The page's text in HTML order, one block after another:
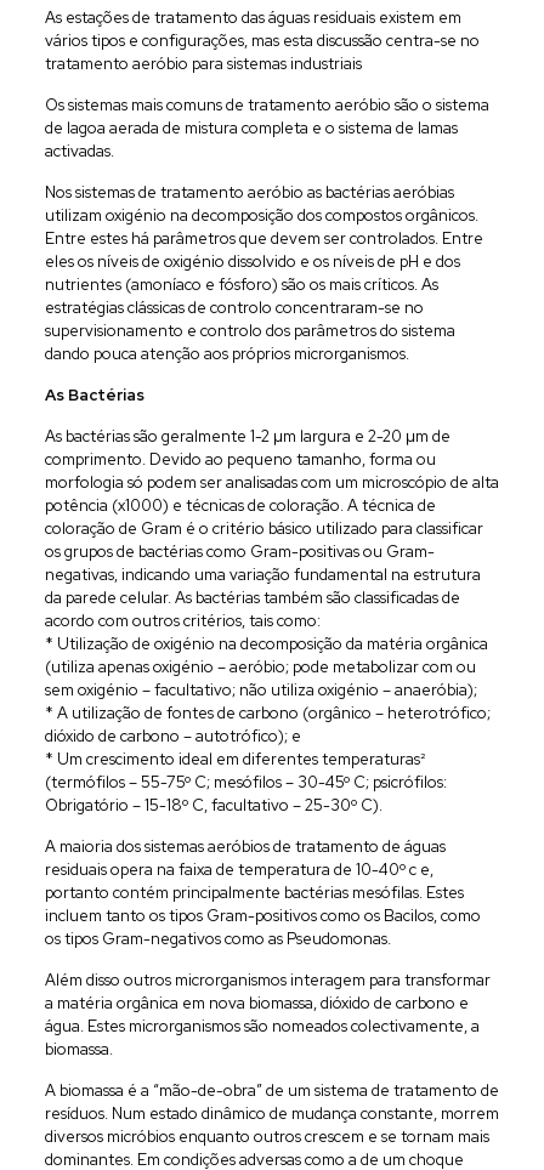
As estações de tratamento das águas residuais existem em
vários tipos e configurações, mas esta discussão centra-se no
tratamento aeróbio para sistemas industriais
Os sistemas mais comuns de tratamento aeróbio são o sistema
de lagoa aerada de mistura completa e o sistema de lamas
activadas.
Nos sistemas de tratamento aeróbio as bactérias aeróbias
utilizam oxigénio na decomposição dos compostos orgânicos.
Entre estes há parâmetros que devem ser controlados. Entre
eles os níveis de oxigénio dissolvido e os níveis de pH e dos
nutrientes (amoníaco e fósforo) são os mais críticos. As
estratégias clássicas de controlo concentraram-se no
supervisionamento e controlo dos parâmetros do sistema
dando pouca atenção aos próprios microrganismos.
As Bactérias
As bactérias são geralmente 1-2 μm largura e 2-20 μm de
comprimento. Devido ao pequeno tamanho, forma ou
morfologia só podem ser analisadas com um microscópio de alta
potência (x1000) e técnicas de coloração. A técnica de
coloração de Gram é o critério básico utilizado para classificar
os grupos de bactérias como Gram-positivas ou Gram-
negativas, indicando uma variação fundamental na estrutura
da parede celular. As bactérias também são classificadas de
acordo com outros critérios, tais como:
* Utilização de oxigénio na decomposição da matéria orgânica
(utiliza apenas oxigénio – aeróbio; pode metabolizar com ou
sem oxigénio – facultativo; não utiliza oxigénio – anaeróbia);
* A utilização de fontes de carbono (orgânico – heterotrófico;
dióxido de carbono – autotrófico); e
* Um crescimento ideal em diferentes temperaturas²
(termófilos – 55-75º C; mesófilos – 30-45º C; psicrófilos:
Obrigatório – 15-18º C, facultativo – 25-30º C).
A maioria dos sistemas aeróbios de tratamento de águas
residuais opera na faixa de temperatura de 10-40º c e,
portanto contém principalmente bactérias mesófilas. Estes
incluem tanto os tipos Gram-positivos como os Bacilos, como
os tipos Gram-negativos como as Pseudomonas.
Além disso outros microrganismos interagem para transformar
a matéria orgânica em nova biomassa, dióxido de carbono e
água. Estes microrganismos são nomeados colectivamente, a
biomassa.
A biomassa é a “mão-de-obra” de um sistema de tratamento de
resíduos. Num estado dinâmico de mudança constante, morrem
diversos micróbios enquanto outros crescem e se tornam mais
dominantes. Em condições adversas como a de um choque